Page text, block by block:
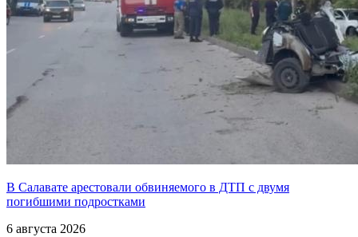
В Салавате арестовали обвиняемого в ДТП с двумя
погибшими подростками
6 августа 2026